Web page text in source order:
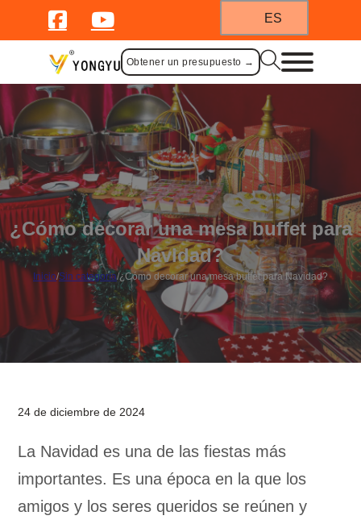
ES
Obtener un presupuesto →
¿Cómo decorar una mesa buffet para
Navidad?
Inicio/Sin categoría/¿Cómo decorar una mesa buffet para Navidad?
24 de diciembre de 2024
La Navidad es una de las fiestas más
importantes. Es una época en la que los
amigos y los seres queridos se reúnen y